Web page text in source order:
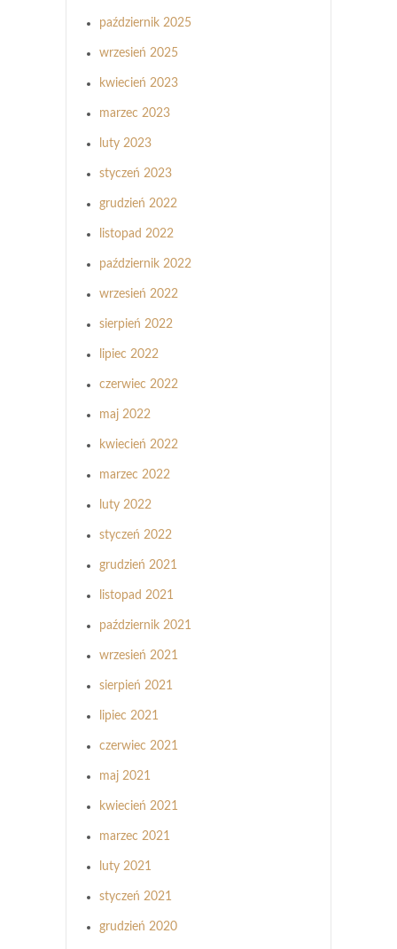
październik 2025
wrzesień 2025
kwiecień 2023
marzec 2023
luty 2023
styczeń 2023
grudzień 2022
listopad 2022
październik 2022
wrzesień 2022
sierpień 2022
lipiec 2022
czerwiec 2022
maj 2022
kwiecień 2022
marzec 2022
luty 2022
styczeń 2022
grudzień 2021
listopad 2021
październik 2021
wrzesień 2021
sierpień 2021
lipiec 2021
czerwiec 2021
maj 2021
kwiecień 2021
marzec 2021
luty 2021
styczeń 2021
grudzień 2020